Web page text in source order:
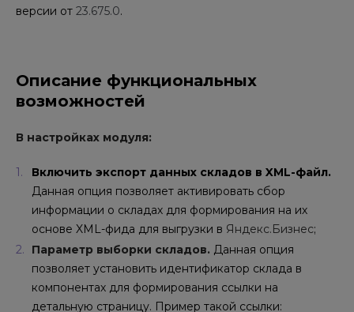
версии от 23.675.0.
Описание функциональных
возможностей
В настройках модуля:
Включить экспорт данных складов в XML-файл.
Данная опция позволяет активировать сбор
информации о складах для формирования на их
основе XML-фида для выгрузки в Яндекс.Бизнес;
Параметр выборки складов. Данная опция
позволяет установить идентификатор склада в
компонентах для формирования ссылки на
детальную страницу. Пример такой ссылки: